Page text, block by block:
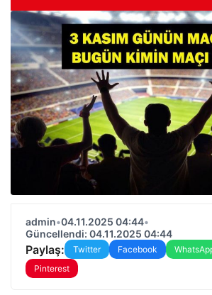
admin•04.11.2025 04:44•
Güncellendi: 04.11.2025 04:44
Paylaş: Twitter Facebook
Pinterest